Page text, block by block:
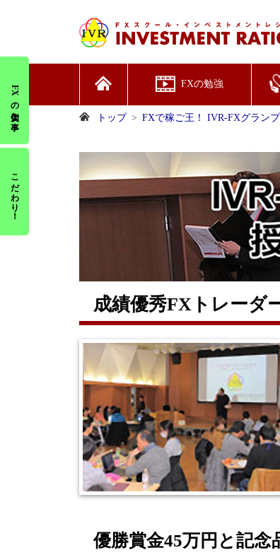
トップ FXで稼ご王！ IVR-FXグランプ
成績優秀FXトレーダ
優勝賞金45万円と記念
FXの大切な事
こだわり！
FXの勉強